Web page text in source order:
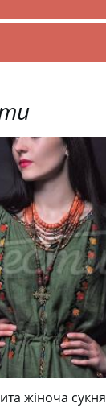
жіноча сукня